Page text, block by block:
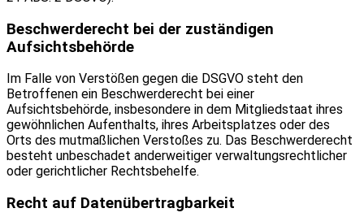
Beschwerderecht bei der zuständigen
Aufsichtsbehörde
Im Falle von Verstößen gegen die DSGVO steht den
Betroffenen ein Beschwerderecht bei einer
Aufsichtsbehörde, insbesondere in dem Mitgliedstaat ihres
gewöhnlichen Aufenthalts, ihres Arbeitsplatzes oder des
Orts des mutmaßlichen Verstoßes zu. Das Beschwerderecht
besteht unbeschadet anderweitiger verwaltungsrechtlicher
oder gerichtlicher Rechtsbehelfe.
Recht auf Datenübertragbarkeit